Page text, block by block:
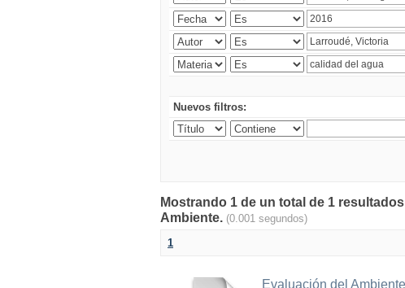
Nuevos filtros:
Mostrando 1 de un total de 1
Ambiente. (0.001 segundos)
1
Evaluación del